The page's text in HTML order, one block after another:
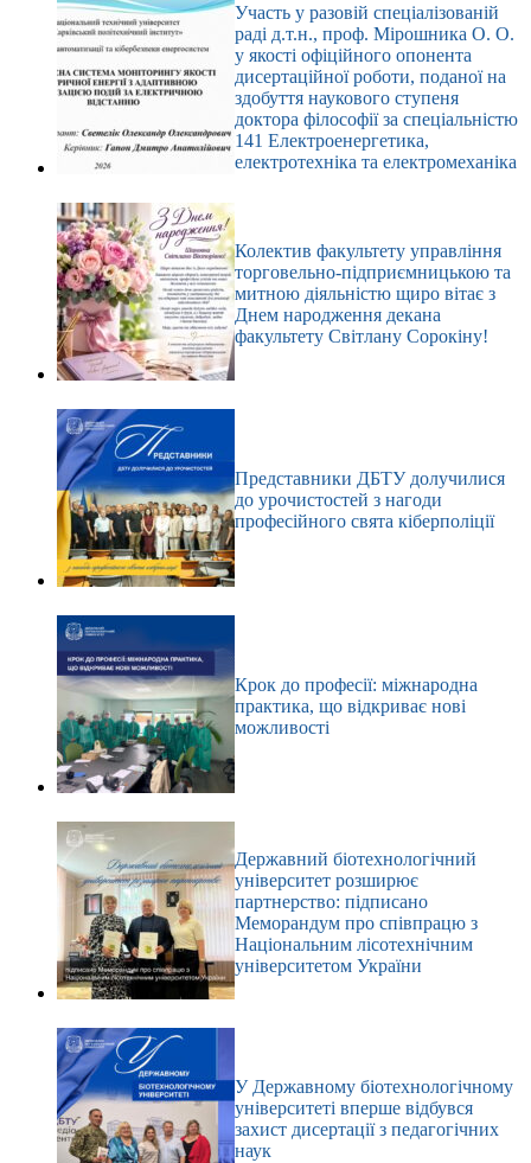
Участь у разовій спеціалізованій
раді д.т.н., проф. Мірошника О. О.
у якості офіційного опонента
дисертаційної роботи, поданої на
здобуття наукового ступеня
доктора філософії за спеціальністю
141 Електроенергетика,
електротехніка та електромеханіка
Колектив факультету управління
торговельно-підприємницькою та
митною діяльністю щиро вітає з
Днем народження декана
факультету Світлану Сорокіну!
Представники ДБТУ долучилися
до урочистостей з нагоди
професійного свята кіберполіції
Крок до професії: міжнародна
практика, що відкриває нові
можливості
Державний біотехнологічний
університет розширює
партнерство: підписано
Меморандум про співпрацю з
Національним лісотехнічним
університетом України
У Державному біотехнологічному
університеті вперше відбувся
захист дисертації з педагогічних
наук